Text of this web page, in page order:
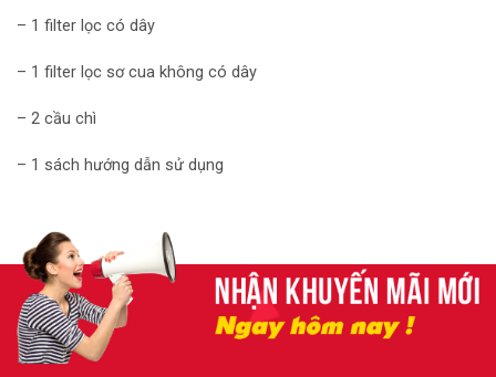
– 1 filter lọc có dây
– 1 filter lọc sơ cua không có dây
– 2 cầu chì
– 1 sách hướng dẫn sử dụng